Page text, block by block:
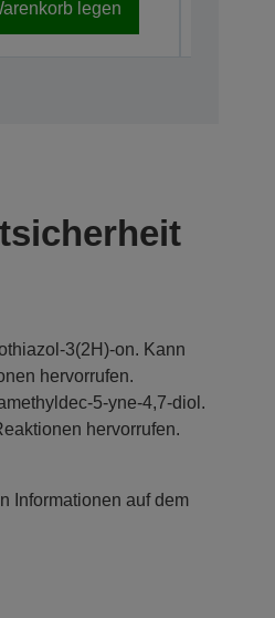
legen
3(2H)-on. Kann
hervorrufen.
5-yne-4,7-diol.
hervorrufen.
Informationen auf dem